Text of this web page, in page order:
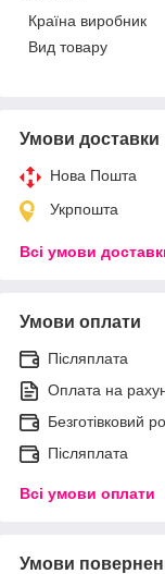
Країна виробник
Вид товару
Умови доставки
Нова Пошта
Укрпошта
Всі умови
Умови оплати
Післяплата
Оплата на
Безготівковий
Післяплата
Всі умови оплати
Умови